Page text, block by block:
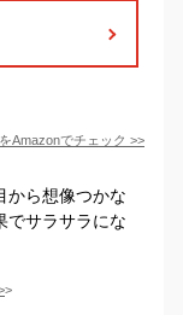
Amazonでチェック >>
から想像つかな
でサラサラにな